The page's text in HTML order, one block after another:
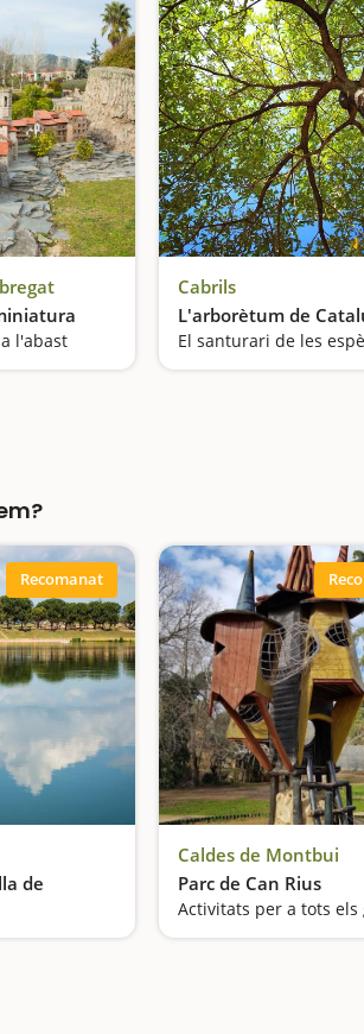
l'abast
Cabrils
L'arborètum de
El santurari de les
Recomanat
de
Caldes de Montbui
Parc de Can Rius
Activitats per a tots els